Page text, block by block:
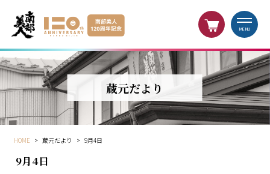
MENU
蔵元だより
HOME > 蔵元だより > 9月4日
9月4日